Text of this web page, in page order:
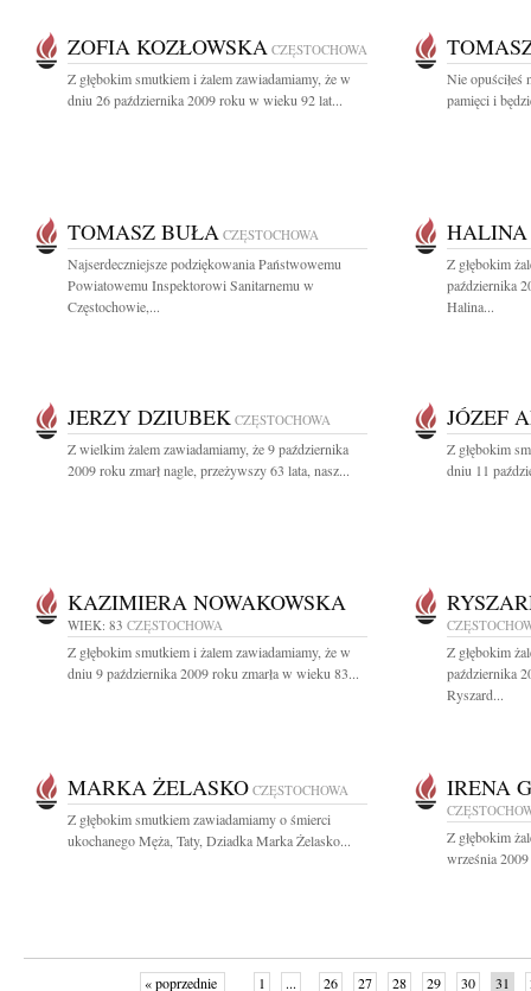
ZOFIA KOZŁOWSKA CZĘSTOCHOWA
Z głębokim smutkiem i żalem zawiadamiamy, że w
dniu 26 października 2009 roku w wieku 92 lat...
Nie opuściłeś
pamięci i
TOMASZ BUŁA CZĘSTOCHOWA
Najserdeczniejsze podziękowania Państwowemu
Powiatowemu Inspektorowi Sanitarnemu w
Częstochowie,...
Z głębokim
października
Halina...
JERZY DZIUBEK CZĘSTOCHOWA
Z wielkim żalem zawiadamiamy, że 9 października
2009 roku zmarł nagle, przeżywszy 63 lata, nasz...
JÓZEF
Z głębokim
dniu 11
KAZIMIERA NOWAKOWSKA
WIEK: 83 CZĘSTOCHOWA
Z głębokim smutkiem i żalem zawiadamiamy, że w
dniu 9 października 2009 roku zmarła w wieku 83...
Z głębokim
października
Ryszard...
MARKA ŻELASKO CZĘSTOCHOWA
Z głębokim smutkiem zawiadamiamy o śmierci
ukochanego Męża, Taty, Dziadka Marka Żelasko...
IRENA
Z głębokim
września
« poprzednie 1 ... 26 27 28 29 30 31